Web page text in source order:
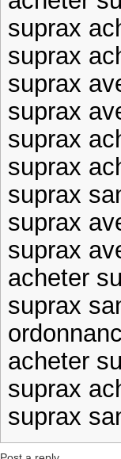
suprax
suprax
suprax
suprax
suprax
suprax
suprax
suprax
suprax
acheter
suprax
acheter
suprax
suprax